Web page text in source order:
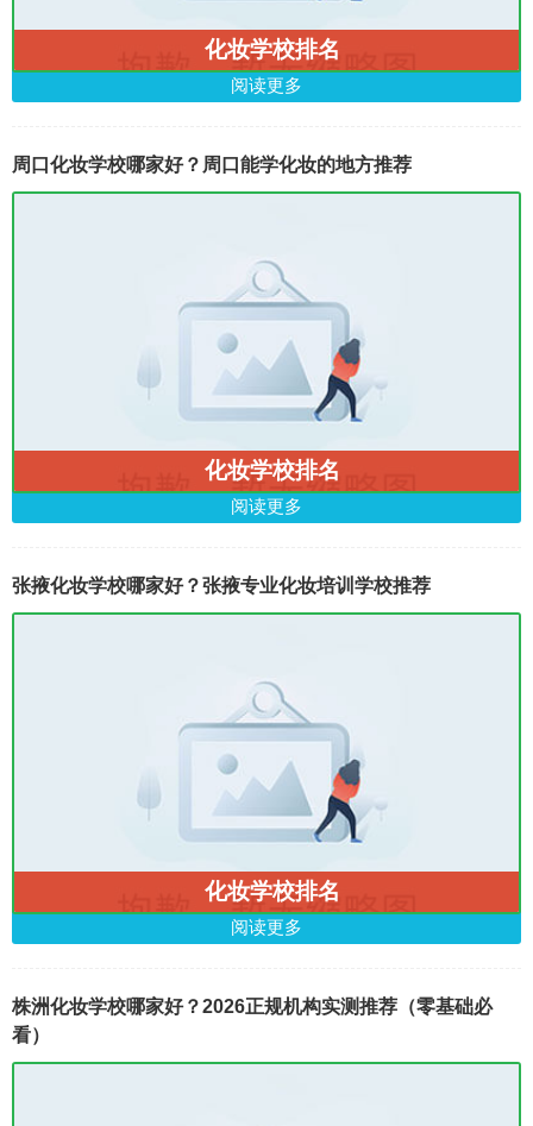
化妆学校排名
阅读更多
周口化妆学校哪家好？周口能学化妆的地方推荐
化妆学校排名
阅读更多
张掖化妆学校哪家好？张掖专业化妆培训学校推荐
化妆学校排名
阅读更多
株洲化妆学校哪家好？2026正规机构实测推荐（零基础必
看）